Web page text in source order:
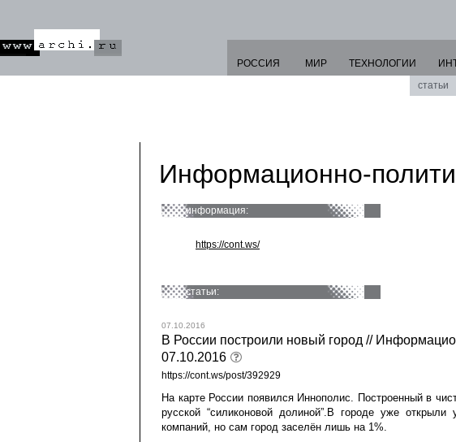
РОССИЯ МИР ТЕХНОЛОГИИ
статьи
Информационно-
информация:
https://cont.ws/
статьи:
07.10.2016
В России построили новый город //
07.10.2016
https://cont.ws/post/392929
На карте России появился Иннополис. Построенный в
русской “силиконовой долиной”.В городе уже открыли
компаний, но сам город заселён лишь на 1%.